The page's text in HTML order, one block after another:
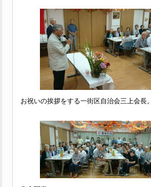
お祝いの挨拶をする一街区自治会三上会長。